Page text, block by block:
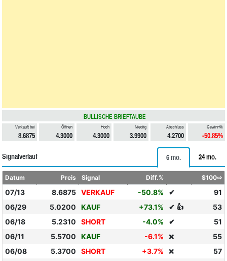
BULLISCHE BRIEFTAUBE
Verkauft bei
8.6875
Öffnen
4.3000
Hoch
4.3000
Niedrig
3.9900
Abschluss
4.2700
Gewinn%
-50.85%
Signalverlauf 6 mo. 24 mo.
Datum Preis Signal Diff.% $100⇨
07/13 8.6875 VERKAUF -50.8% ✔
91
06/29
5.0200 KAUF +73.1% ✔ 👍
53
06/18
5.2310 SHORT -4.0% ✔
51
06/11
5.5700 KAUF -6.1% ❌
55
06/08
5.3700 SHORT +3.7% ❌
57